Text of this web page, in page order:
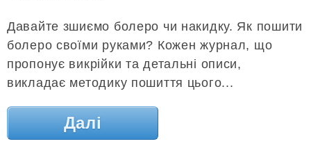
Давайте зшиємо болеро чи накидку. Як пошити
болеро своїми руками? Кожен журнал, що
пропонує викрійки та детальні описи,
викладає методику пошиття цього...
Далі